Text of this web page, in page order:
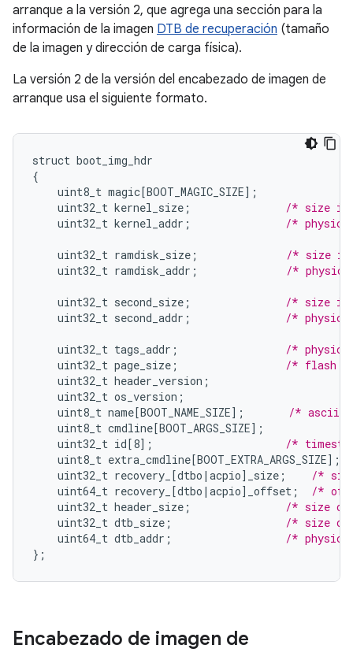
arranque a la versión 2, que agrega una sección para la
información de la imagen DTB de recuperación (tamaño
de la imagen y dirección de carga física).
La versión 2 de la versión del encabezado de imagen de
arranque usa el siguiente formato.
struct boot_img_hdr
{
uint8_t magic[BOOT_MAGIC_SIZE] ;
uint32_t kernel_size ;
/* size in
uint32_t kernel_addr ; /*
uint32_t ramdisk_size ;
/* size in
uint32_t ramdisk_addr ; /*
uint32_t second_size ;
/* size in
uint32_t second_addr ; /*
uint32_t tags_addr ;
/*
uint32_t page_size ;
/* flash
uint32_t header_version ;
uint32_t os_version ;
uint8_t name[BOOT_NAME_SIZE] ;
/* asciiz
uint8_t cmdline[BOOT_ARGS_SIZE] ;
uint32_t id[8] ;
/*
uint8_t extra_cmdline[BOOT_EXTRA_ARGS_SIZE] ;
uint32_t recovery_ [dtbo|acpio] _size ;
/*
uint64_t recovery_ [dtbo|acpio] _offset ;
/*
uint32_t header_size ;
/* size of
uint32_t dtb_size ;
/* size of
uint64_t dtb_addr ;
/*
} ;
Encabezado de imagen de